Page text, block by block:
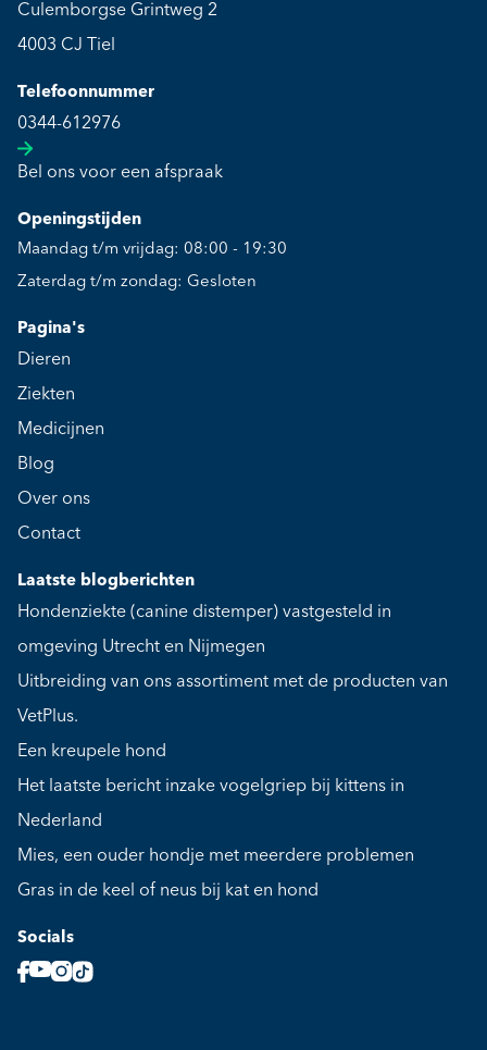
Culemborgse Grintweg 2
4003 CJ Tiel
Telefoonnummer
0344-612976
Bel ons voor een afspraak
Openingstijden
Maandag t/m vrijdag: 08:00 - 19:30
Zaterdag t/m zondag: Gesloten
Pagina's
Dieren
Ziekten
Medicijnen
Blog
Over ons
Contact
Laatste blogberichten
Hondenziekte (canine distemper) vastgesteld in
omgeving Utrecht en Nijmegen
Uitbreiding van ons assortiment met de producten van
VetPlus.
Een kreupele hond
Het laatste bericht inzake vogelgriep bij kittens in
Nederland
Mies, een ouder hondje met meerdere problemen
Gras in de keel of neus bij kat en hond
Socials